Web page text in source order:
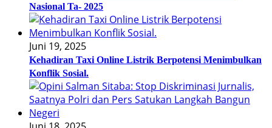
Nasional Ta- 2025
Juni 19, 2025
Kehadiran Taxi Online Listrik Berpotensi Menimbulkan
Konflik Sosial.